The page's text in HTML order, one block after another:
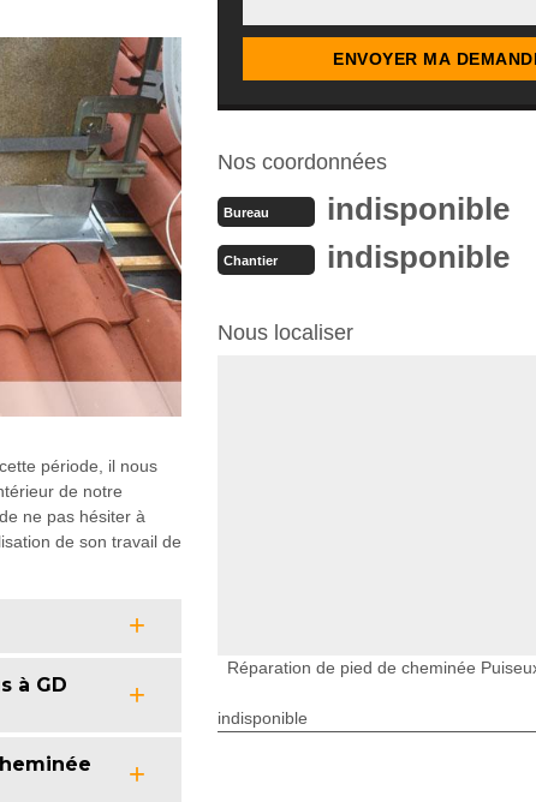
période, il nous
de notre
ne pas hésiter à
de son travail de
à GD
Nos coordonnées
Bureau indisponible
Chantier indisponible
Nous localiser
Réparation de pied de cheminée
indisponible